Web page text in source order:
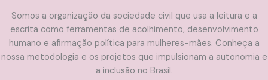
Somos a organização da sociedade civil que usa a leitura e a
escrita como ferramentas de acolhimento, desenvolvimento
humano e afirmação política para mulheres-mães. Conheça a
nossa metodologia e os projetos que impulsionam a autonomia e
a inclusão no Brasil.